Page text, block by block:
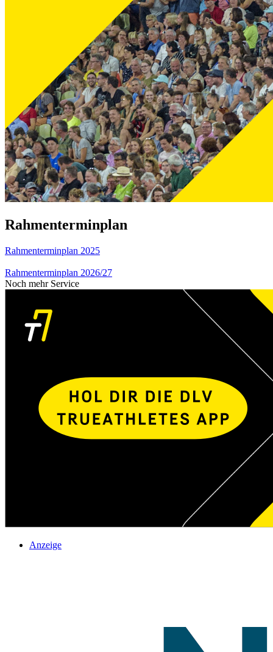
Rahmenterminplan
Rahmenterminplan 2025
Rahmenterminplan 2026/27
Noch mehr Service
Anzeige